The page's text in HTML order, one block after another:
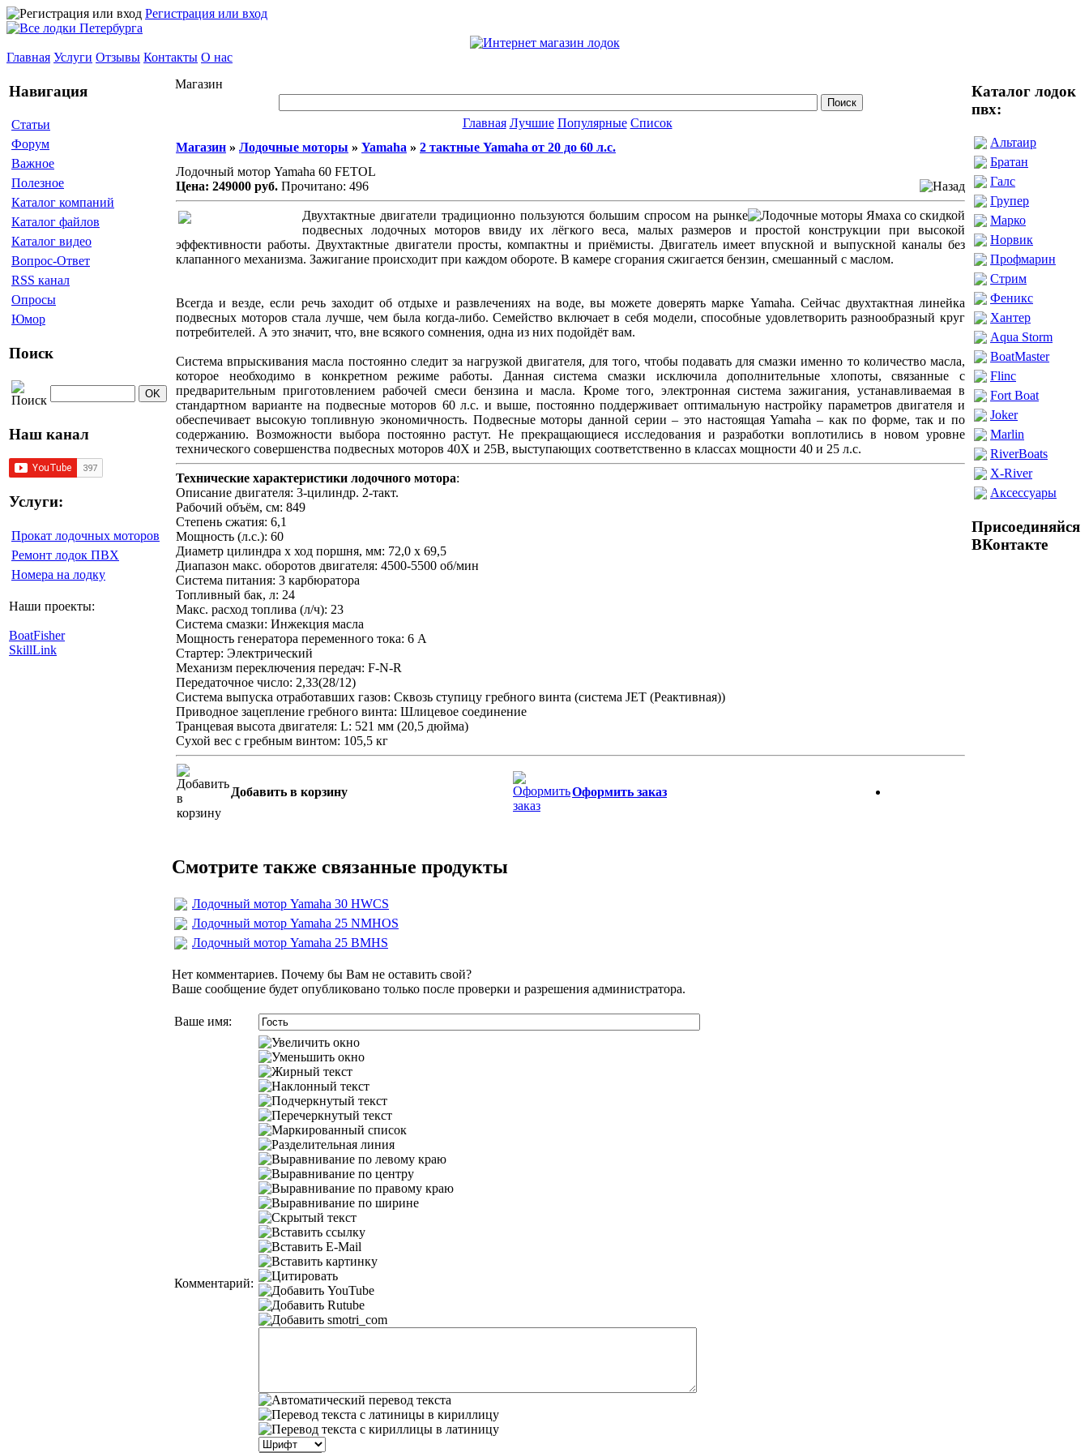
Регистрация или вход
Главная Услуги Отзывы Контакты О нас
Навигация
Статьи
Форум
Важное
Полезное
Каталог компаний
Каталог файлов
Каталог видео
Вопрос-Ответ
RSS канал
Опросы
Юмор
Поиск
Наш канал
Услуги:
Прокат лодочных моторов
Ремонт лодок ПВХ
Номера на лодку
Наши проекты:
BoatFisher
SkillLink
Магазин
Главная Лучшие Популярные Список
Магазин » Лодочные моторы » Yamaha » 2 тактные Yamaha от 20 до 60 л.с.
Лодочный мотор Yamaha 60 FETOL
Цена: 249000 руб. Прочитано: 496
Двухтактные двигатели традиционно пользуются большим спросом на рынке
подвесных лодочных моторов ввиду их лёгкого веса, малых размеров и простой конструкции при высокой
эффективности работы. Двухтактные двигатели просты, компактны и приёмисты. Двигатель имеет впускной и выпускной каналы без
клапанного механизма. Зажигание происходит при каждом обороте. В камере сгорания сжигается бензин, смешанный с маслом.
Всегда и везде, если речь заходит об отдыхе и развлечениях на воде, вы можете доверять марке Yamaha. Сейчас двухтактная линейка
подвесных моторов стала лучше, чем была когда-либо. Семейство включает в себя модели, способные удовлетворить разнообразный круг
потребителей. А это значит, что, вне всякого сомнения, одна из них подойдёт вам.
Система впрыскивания масла постоянно следит за нагрузкой двигателя, для того, чтобы подавать для смазки именно то количество масла,
которое необходимо в конкретном режиме работы. Данная система смазки исключила дополнительные хлопоты, связанные с
предварительным приготовлением рабочей смеси бензина и масла. Кроме того, электронная система зажигания, устанавливаемая в
стандартном варианте на подвесные моторов 60 л.с. и выше, постоянно поддерживает оптимальную настройку параметров двигателя и
обеспечивает высокую топливную экономичность. Подвесные моторы данной серии – это настоящая Yamaha – как по форме, так и по
содержанию. Возможности выбора постоянно растут. Не прекращающиеся исследования и разработки воплотились в новом уровне
технического совершенства подвесных моторов 40Х и 25В, выступающих соответственно в классах мощности 40 и 25 л.с.
Технические характеристики лодочного мотора:
Описание двигателя: 3-цилиндр. 2-такт.
Рабочий объём, см: 849
Степень сжатия: 6,1
Мощность (л.с.): 60
Диаметр цилиндра х ход поршня, мм: 72,0 x 69,5
Диапазон макс. оборотов двигателя: 4500-5500 об/мин
Система питания: 3 карбюратора
Топливный бак, л: 24
Макс. расход топлива (л/ч): 23
Система смазки: Инжекция масла
Мощность генератора переменного тока: 6 А
Стартер: Электрический
Механизм переключения передач: F-N-R
Передаточное число: 2,33(28/12)
Система выпуска отработавших газов: Сквозь ступицу гребного винта (система JET (Реактивная))
Приводное зацепление гребного винта: Шлицевое соединение
Транцевая высота двигателя: L: 521 мм (20,5 дюйма)
Сухой вес с гребным винтом: 105,5 кг
Добавить в корзину Оформить заказ
Смотрите также связанные продукты
Лодочный мотор Yamaha 30 HWCS
Лодочный мотор Yamaha 25 NMHOS
Лодочный мотор Yamaha 25 BМHS
Нет комментариев. Почему бы Вам не оставить свой?
Ваше сообщение будет опубликовано только после проверки и разрешения администратора.
Ваше имя:
Комментарий:
Каталог лодок
пвх:
Альтаир
Братан
Галс
Групер
Марко
Норвик
Профмарин
Стрим
Феникс
Хантер
Aqua Storm
BoatMaster
Flinc
Fort Boat
Joker
Marlin
RiverBoats
X-River
Аксессуары
Присоединяйся
ВКонтакте